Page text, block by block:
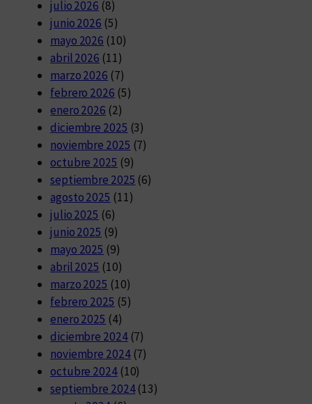
julio 2026 (8)
junio 2026 (5)
mayo 2026 (10)
abril 2026 (11)
marzo 2026 (7)
febrero 2026 (5)
enero 2026 (2)
diciembre 2025 (3)
noviembre 2025 (7)
octubre 2025 (9)
septiembre 2025 (6)
agosto 2025 (11)
julio 2025 (6)
junio 2025 (9)
mayo 2025 (9)
abril 2025 (10)
marzo 2025 (10)
febrero 2025 (5)
enero 2025 (4)
diciembre 2024(7)
noviembre 2024(7)
octubre 2024(10)
septiembre 2024(13)